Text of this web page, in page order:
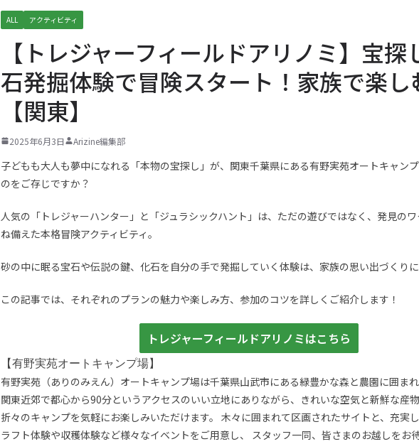
ALL アクティビティ
【トレジャーフィールドアリノミ】宝探
石発掘体験で冒険スタート！家族で楽し
【関東】
2025年6月3日 Arizine編集部
子どもも大人も夢中になれる「本物の宝探し」が、関東千葉県にある有野実苑オートキャン
のをご存じですか？
人気の「トレジャーハンター」と「ジュラシックハント」は、ただの遊びではなく、発見の
ね備えた本格冒険アクティビティ。
砂の中に眠る宝石や伝説の鍵、化石を自分の手で発掘していく体験は、家族の思い出づくり
この記事では、それぞれのプランの魅力や楽しみ方、参加のコツを詳しくご紹介します！
トレジャーフィールドアリノミはこちら
【有野実苑オートキャンプ場】
有野実苑（ありのみえん）オートキャンプ場は千葉県山武市にある緑豊かな森と農園に囲ま
関東近郊で都心から90分というアクセスのいい立地にありながら、きれいな空気と新鮮な産
折々のキャンプを気軽にお楽しみいただけます。 木々に囲まれて区画されたサイトと、充実
ラフト体験や収穫体験など様々なイベントをご用意し、 スタッフ一同、皆さまのお越しをお